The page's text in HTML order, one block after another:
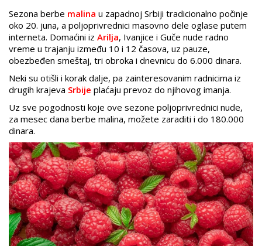
Sezona berbe malina u zapadnoj Srbiji tradicionalno počinje
oko 20. juna, a poljoprivrednici masovno dele oglase putem
interneta. Domaćini iz Arilja, Ivanjice i Guče nude radno
vreme u trajanju između 10 i 12 časova, uz pauze,
obezbeđen smeštaj, tri obroka i dnevnicu do 6.000 dinara.
Neki su otišli i korak dalje, pa zainteresovanim radnicima iz
drugih krajeva Srbije plaćaju prevoz do njihovog imanja.
Uz sve pogodnosti koje ove sezone poljoprivrednici nude,
za mesec dana berbe malina, možete zaraditi i do 180.000
dinara.